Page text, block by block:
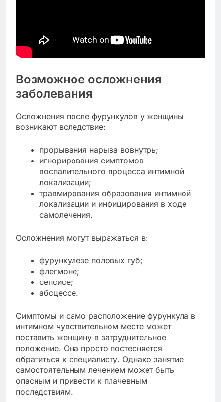
Возможное осложнения
заболевания
Осложнения после фурункулов у женщины
возникают вследствие:
прорывания нарыва вовнутрь;
игнорирования симптомов
воспалительного процесса интимной
локализации;
травмирования образования интимной
локализации и инфицирования в ходе
самолечения.
Осложнения могут выражаться в:
фурункулезе половых губ;
флегмоне;
сепсисе;
абсцессе.
Симптомы и само расположение фурункула в
интимном чувствительном месте может
поставить женщину в затруднительное
положение. Она просто постесняется
обратиться к специалисту. Однако занятие
самостоятельным лечением может быть
опасным и привести к плачевным
последствиям.